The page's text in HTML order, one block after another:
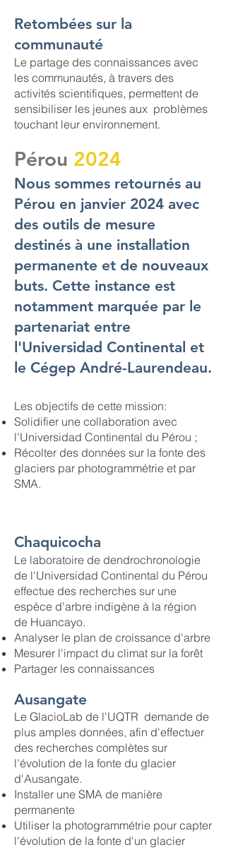
Retombées sur la
communauté
Le partage des connaissances avec
les communautés, à travers des
activités scientifiques, permettent de
sensibiliser les jeunes aux problèmes
touchant leur environnement.
Pérou 2024
Nous sommes retournés au
Pérou en janvier 2024 avec
des outils de mesure
destinés à une installation
permanente et de nouveaux
buts. Cette instance est
notamment marquée par le
partenariat entre
l'Universidad Continental et
le Cégep André-Laurendeau.
Les objectifs de cette mission:
Solidifier une collaboration avec
l'Universidad Continental du Pérou ;
Récolter des données sur la fonte des
glaciers par photogrammétrie et par
SMA.
Chaquicocha
Le laboratoire de dendrochronologie
de l'Universidad Continental du Pérou
effectue des recherches sur une
espèce d'arbre indigène à la région
de Huancayo.
Analyser le plan de croissance d'arbre
Mesurer l'impact du climat sur la forêt
Partager les connaissances
Ausangate
Le GlacioLab de l'UQTR demande de
plus amples données, afin d'effectuer
des recherches complètes sur
l'évolution de la fonte du glacier
d'Ausangate.
Installer une SMA de manière
permanente
Utiliser la photogrammétrie pour capter
l'évolution de la fonte d'un glacier